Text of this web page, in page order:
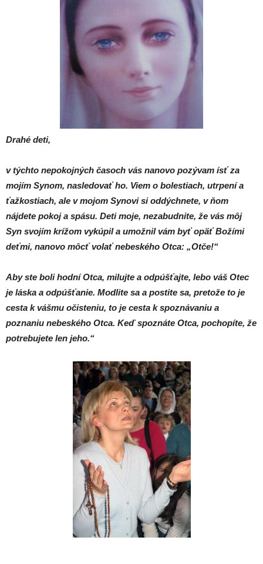
Drahé deti,
v týchto nepokojných časoch vás nanovo pozývam ísť za
mojím Synom, nasledovať ho. Viem o bolestiach, utrpení a
ťažkostiach, ale v mojom Synovi si oddýchnete, v ňom
nájdete pokoj a spásu. Deti moje, nezabudnite, že vás môj
Syn svojím krížom vykúpil a umožnil vám byť opäť Božími
deťmi, nanovo môcť volať nebeského Otca: „Otče!“
Aby ste boli hodní Otca, milujte a odpúšťajte, lebo váš Otec
je láska a odpúšťanie. Modlite sa a postite sa, pretože to je
cesta k vášmu očisteniu, to je cesta k spoznávaniu a
poznaniu nebeského Otca. Keď spoznáte Otca, pochopíte, že
potrebujete len jeho.“